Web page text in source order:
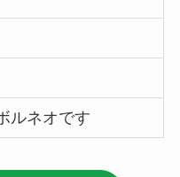
ルネオです